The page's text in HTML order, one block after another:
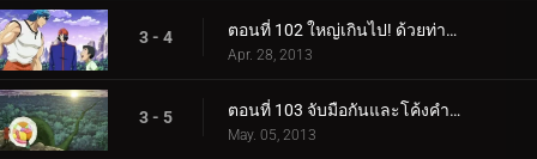
3 - 4 ตอนที่ 102 ใหญ่เกินไป! ด้วยท่าโปรมวยปล้ำ จบ Ehou Maki!!
Apr. 28, 2013
3 - 5 ตอนที่ 103 จับมือกันและโค้งคำนับ! Gourmet Human National Treasure Chin Chinchin ปรากฏตัว!
May. 05, 2013